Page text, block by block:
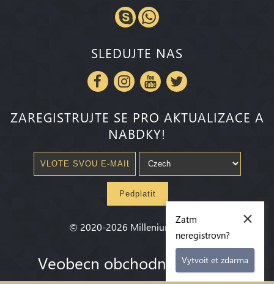
SLEDUJTE NAS
ZAREGISTRUJTE SE PRO AKTUALIZACE A
NABDKY!
Pedplatit
© 2020-2026 Millenium State
Veobecn obchodn podmnky
×
Zatm
neregistrovn?
Vytvoit et zdarma